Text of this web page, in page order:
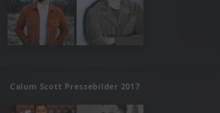
Calum Scott Pressebilder 2017